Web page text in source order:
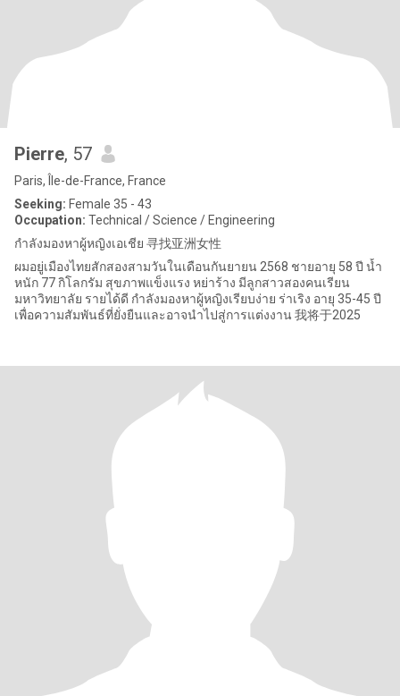
Pierre, 57
Paris, Île-de-France, France
Seeking: Female 35 - 43
Occupation: Technical / Science / Engineering
กำลังมองหาผู้หญิงเอเชีย 寻找亚洲女性
ผมอยู่เมืองไทยสักสองสามวันในเดือนกันยายน 2568 ชายอายุ 58 ปี น้ำ
หนัก 77 กิโลกรัม สุขภาพแข็งแรง หย่าร้าง มีลูกสาวสองคนเรียน
มหาวิทยาลัย รายได้ดี กำลังมองหาผู้หญิงเรียบง่าย ร่าเริง อายุ 35-45 ปี
เพื่อความสัมพันธ์ที่ยั่งยืนและอาจนำไปสู่การแต่งงาน 我将于2025